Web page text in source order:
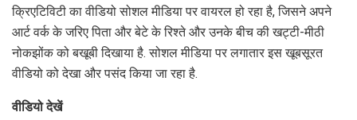
क्रिएटिविटी का वीडियो सोशल मीडिया पर वायरल हो रहा है, जिसने अपने
आर्ट वर्क के जरिए पिता और बेटे के रिश्ते और उनके बीच की खट्टी-मीठी
नोकझोंक को बखूबी दिखाया है. सोशल मीडिया पर लगातार इस खूबसूरत
वीडियो को देखा और पसंद किया जा रहा है.
वीडियो देखें